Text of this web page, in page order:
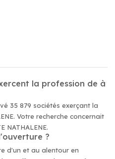
la profession de à
35 879 sociétés exerçant la
Votre recherche concernait
NATHALENE.
?
d'un et au alentour en